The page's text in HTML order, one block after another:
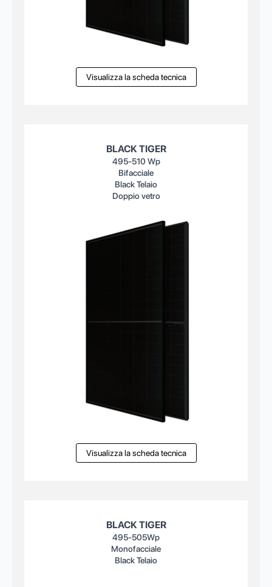
Visualizza la scheda tecnica
BLACK TIGER
495-510 Wp
Bifacciale
Black Telaio
Doppio vetro
Visualizza la scheda tecnica
BLACK TIGER
495-505Wp
Monofacciale
Black Telaio